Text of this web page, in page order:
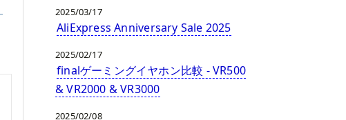
2025/03/17
AliExpress Anniversary Sale 2025
2025/02/17
finalゲーミングイヤホン比較 - VR500
& VR2000 & VR3000
2025/02/08